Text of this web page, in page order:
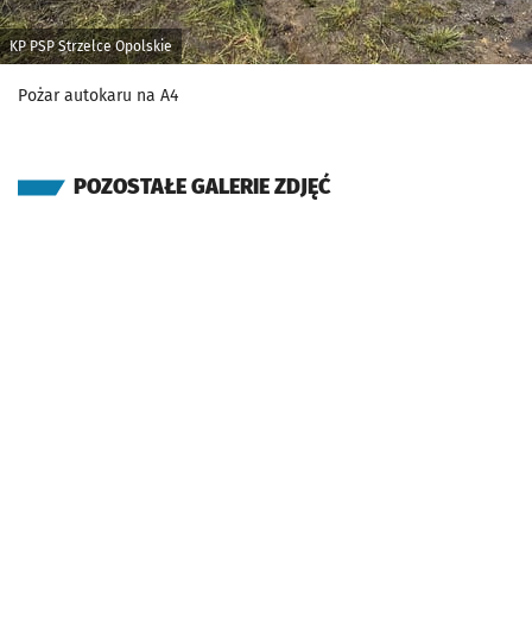
KP PSP Strzelce Opolskie
Pożar autokaru na A4
POZOSTAŁE GALERIE ZDJĘĆ